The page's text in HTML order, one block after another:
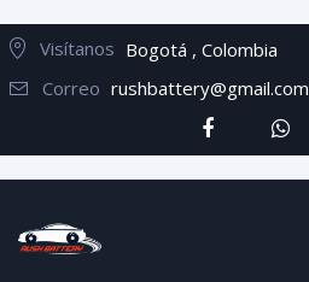
Visítanos Bogotá , Colombia
Correo rushbattery@gmail.com